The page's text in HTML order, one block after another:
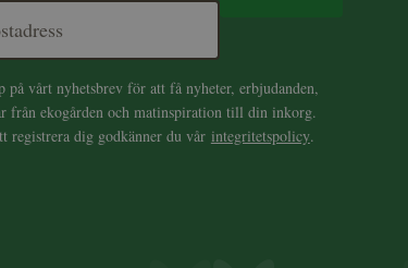
på vårt nyhetsbrev för att få nyheter, erbjudanden,
från ekogården och matinspiration till din inkorg.
registrera dig godkänner du vår integritetspolicy.